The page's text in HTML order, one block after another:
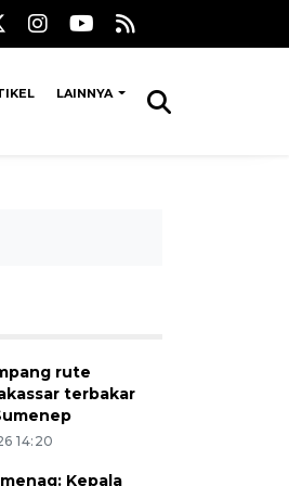
LAINNYA
rute
terbakar
14:20
Kepala